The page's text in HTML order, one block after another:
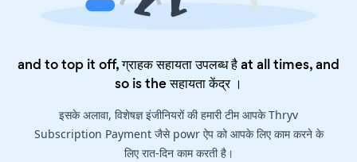
and to top it off, ग्राहक सहायता उपलब्ध है at all times, and
so is theसहायता केंद्र।
इसके अलावा, विशेषज्ञ इंजीनियरों की हमारी टीम आपके Thryv
Subscription Payment जैसे powr ऐप को आपके लिए काम करने के
लिए रात-दिन काम करती है।